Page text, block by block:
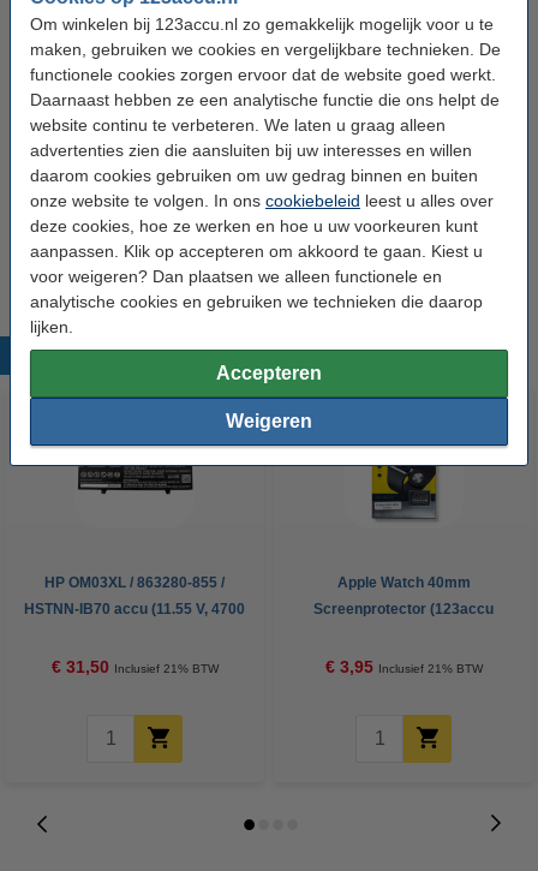
Om winkelen bij 123accu.nl zo gemakkelijk mogelijk voor u te
maken, gebruiken we cookies en vergelijkbare technieken. De
functionele cookies zorgen ervoor dat de website goed werkt.
Daarnaast hebben ze een analytische functie die ons helpt de
website continu te verbeteren. We laten u graag alleen
advertenties zien die aansluiten bij uw interesses en willen
daarom cookies gebruiken om uw gedrag binnen en buiten
onze website te volgen. In ons cookiebeleid leest u alles over
deze cookies, hoe ze werken en hoe u uw voorkeuren kunt
aanpassen. Klik op accepteren om akkoord te gaan. Kiest u
voor weigeren? Dan plaatsen we alleen functionele en
analytische cookies en gebruiken we technieken die daarop
lijken.
Accepteren
Weigeren
Maximaal voltage: 18 V
Type kabel: Europa met randaarde
Extra info: Uw oude apparaat
Dit product vervangt partnummers:
12V XR Li-ion
18V XR Li-ion
18V XR Powerstack
DCB1102
DCB1102-QW
Populaire producten
HP OM03XL / 863280-855 /
HSTNN-IB70 accu (11.55 V, 4700
€ 31,50 Inclusief 21% BTW
Apple Watch 40mm
Screenprotector (123accu
€ 3,95 Inclusief 21% BTW